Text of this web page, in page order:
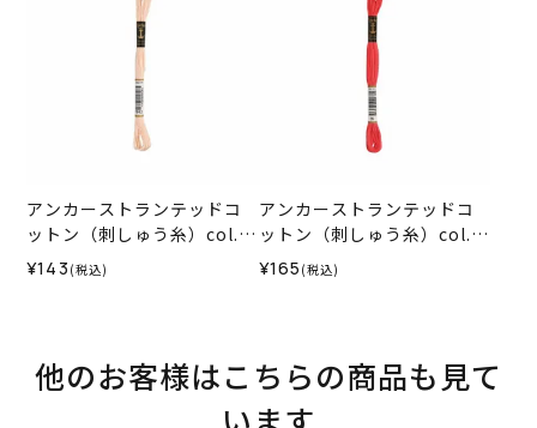
アンカーストランテッドコ
ットン（刺しゅう糸）col.1
012
¥143 (税込)
アンカーストランテッドコ
ットン（刺しゅう糸）col.0
035
¥165 (税込)
他のお客様はこちらの商品も見て